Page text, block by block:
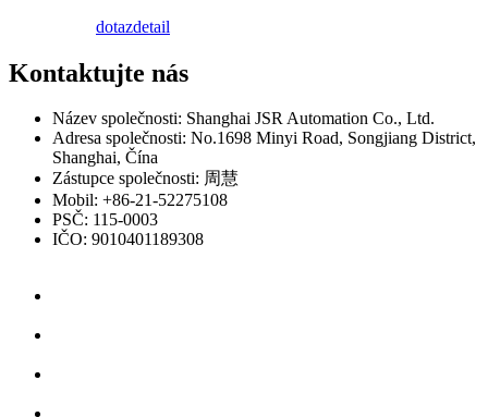
dotazdetail
Kontaktujte nás
Název společnosti: Shanghai JSR Automation Co., Ltd.
Adresa společnosti: No.1698 Minyi Road, Songjiang District,
Shanghai, Čína
Zástupce společnosti: 周慧
Mobil: +86-21-52275108
PSČ: 115-0003
IČO: 9010401189308